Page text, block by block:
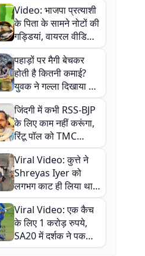
Video: भाजपा प्रत्याशी
के पिता के सामने नोटों की
गड्डियां, वायरल वीडियो
से राजनीति में उबाल,
अजित महतो बोले- TMC
की गंदी चाल
पहाड़ों पर मैगी बेचकर
होती है कितनी कमाई?
युवक ने गल्ला दिखाया तो
नौकरी वालों के खड़े हो गए
कान
जिंदगी में कभी RSS-BJP
के लिए काम नहीं करूंगा,
रिंटू पॉल को TMC
ऑफिस में ले जाकर पीटा,
Video वायरल
Viral Video: कुत्ते ने
Shreyas Iyer को
लगभग काट ही लिया था,
न्यूजीलैंड सीरीज से पहले
बाल-बाल बचे
Viral Video: एक कैच
के लिए 1 करोड़ रुपये,
SA20 में दर्शक ने पकड़ा
एक हाथ से गजब का कैच